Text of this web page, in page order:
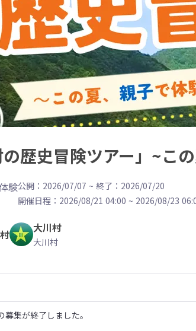
の歴史冒険ツアー」~こ
験公開：2026/07/07 ~ 終了：2026/07/20
開催日程： 2026/08/21 04:00 ~ 2026/08/23
大川村
大川村
募集が終了しました。